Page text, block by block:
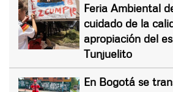
Feria Ambiental
cuidado de la
apropiación del
Tunjuelito
En Bogotá se